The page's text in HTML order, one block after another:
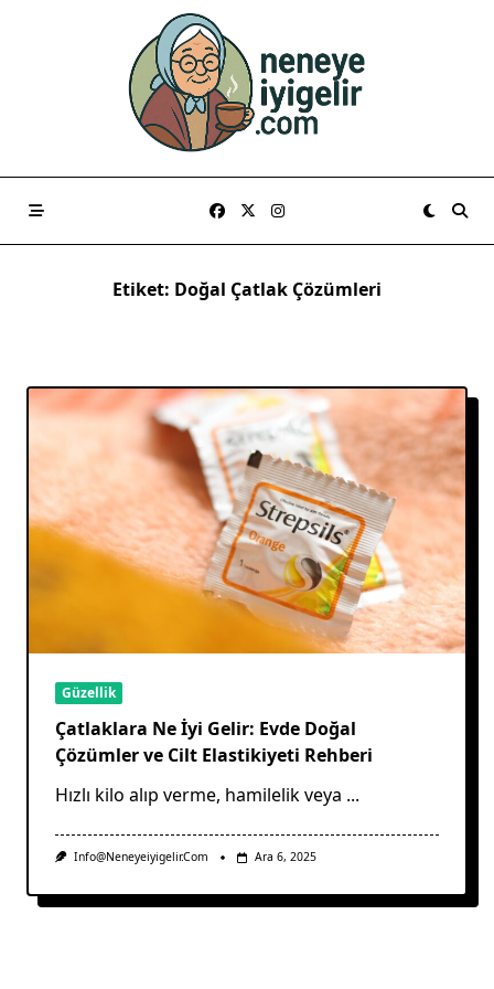
Etiket: Doğal Çatlak Çözümleri
Güzellik
Çatlaklara Ne İyi Gelir: Evde Doğal
Çözümler ve Cilt Elastikiyeti Rehberi
Hızlı kilo alıp verme, hamilelik veya ...
Info@neneyeiyigelir.com Ara 6, 2025